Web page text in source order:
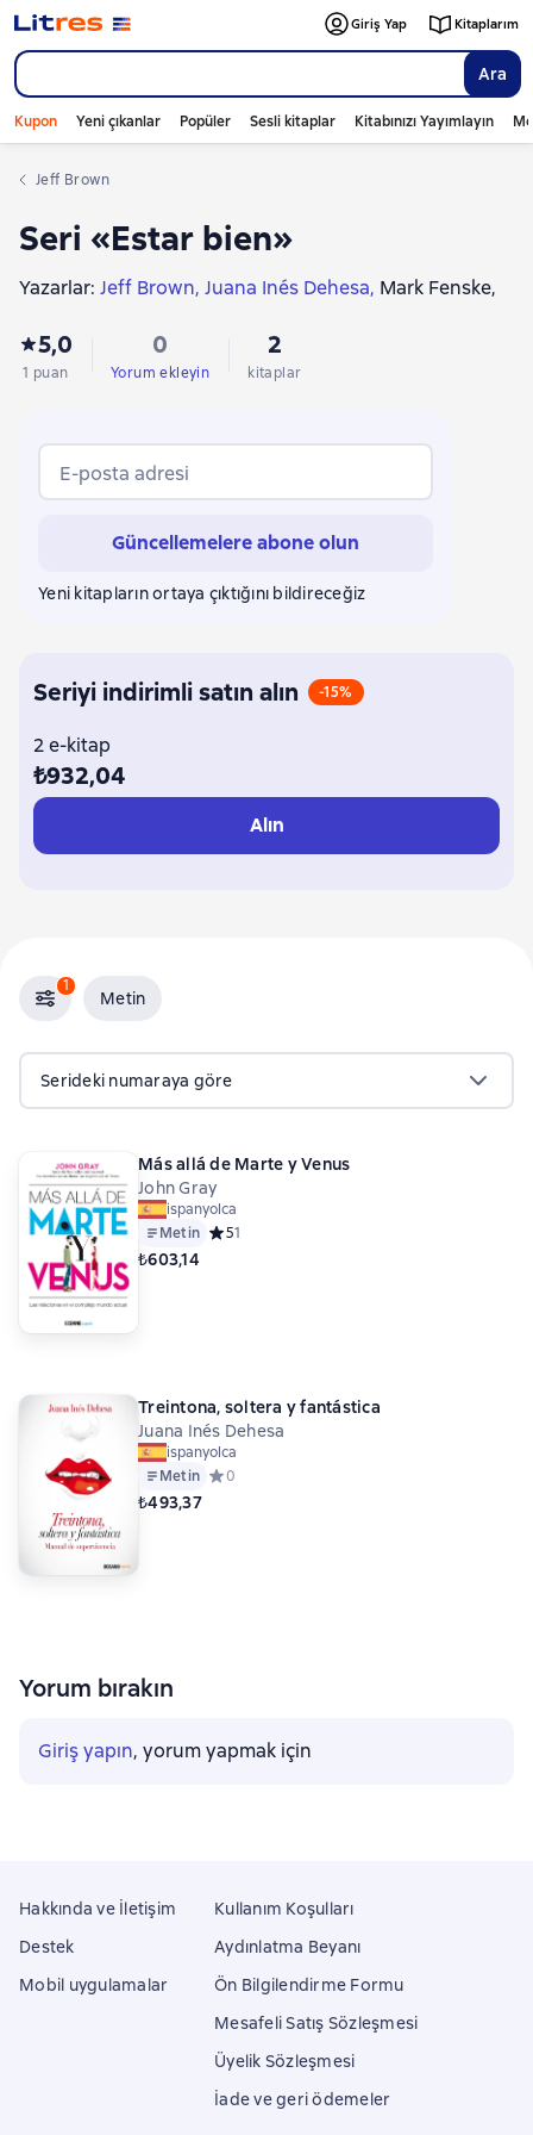
Ara
Giriş Yap Kitaplarım
Kupon Yeni çıkanlar Popüler Sesli kitaplar Kitabınızı Yayımlayın
Jeff Brown
Seri «Estar bien»
Yazarlar: Jeff Brown Juana Inés Dehesa Mark Fenske
5,0
1 puan
0
Yorum ekleyin
2
kitaplar
E-posta adresi
Güncellemelere abone olun
Yeni kitapların ortaya çıktığını bildireceğiz
Seriyi indirimli satın alın -15%
2 e-kitap
₺932,04
Alın
1
Metin
Serideki numaraya göre
Más allá de Marte y Venus
John Gray
ispanyolca
Metin Средний рейтинг 5 на основе 1 оценок
51
₺603,14
Treintona, soltera y fantástica
Juana Inés Dehesa
ispanyolca
Metin Средний рейтинг 0 на основе 0 оценок
0
₺493,37
Yorum bırakın
Giriş yapın, yorum yapmak için
Hakkında ve İletişim
Destek
Mobil uygulamalar
Kullanım Koşulları
Aydınlatma Beyanı
Ön Bilgilendirme Formu
Mesafeli Satış Sözleşmesi
Üyelik Sözleşmesi
İade ve geri ödemeler